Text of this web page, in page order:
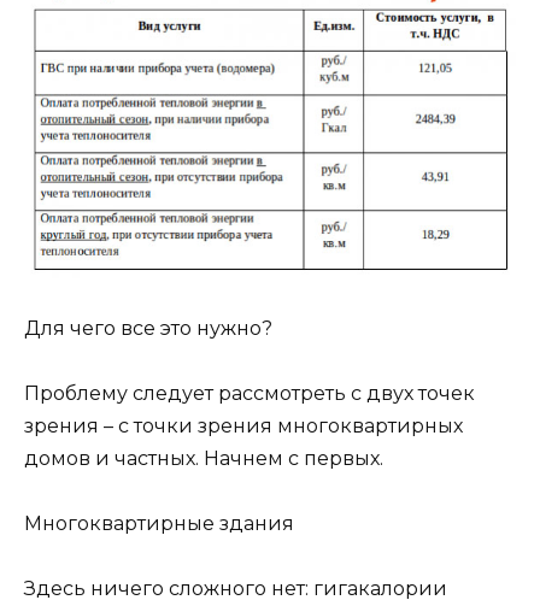
Для чего все это нужно?
Проблему следует рассмотреть с двух точек
зрения – с точки зрения многоквартирных
домов и частных. Начнем с первых.
Многоквартирные здания
Здесь ничего сложного нет: гигакалории